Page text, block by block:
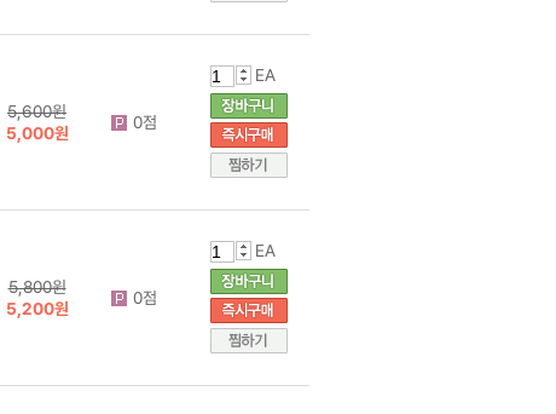
5,600원
5,000원
0점
EA
5,800원
5,200원
0점
EA